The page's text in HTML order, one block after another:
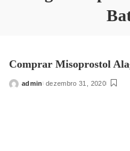
Comprar Misoprostol
Posted
admin dezembro 31, 2020